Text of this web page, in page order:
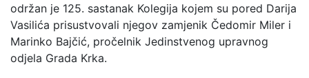
održan je 125. sastanak Kolegija kojem su pored Darija
Vasilića prisustvovali njegov zamjenik Čedomir Miler i
Marinko Bajčić, pročelnik Jedinstvenog upravnog
odjela Grada Krka.